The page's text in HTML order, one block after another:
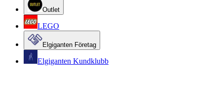
Outlet
LEGO
Elgiganten Företag
Elgiganten Kundklubb